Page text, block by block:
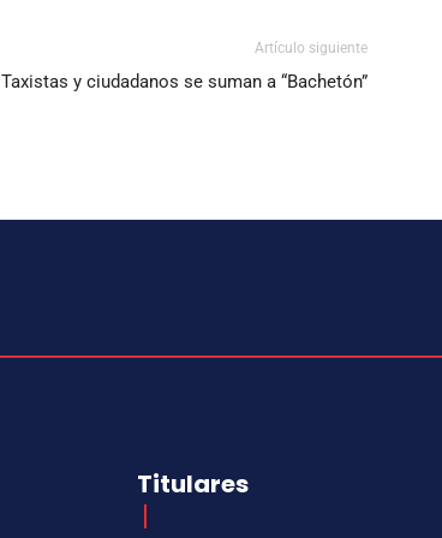
Artículo siguiente
Taxistas y ciudadanos se suman a “Bachetón”
Titulares